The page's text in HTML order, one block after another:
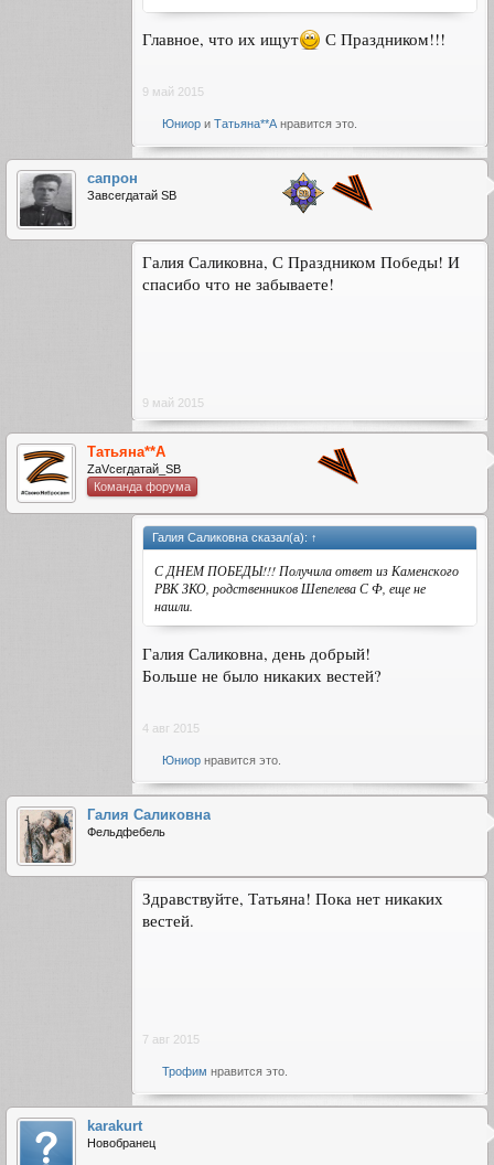
Главное, что их ищут С Праздником!!!
9 май 2015
Юниори Татьяна**Анравится это.
сапрон
Завсегдатай SB
Галия Саликовна, С Праздником Победы! И
спасибо что не забываете!
9 май 2015
Татьяна**А
ZаVсегдатай_SB
Команда форума
Галия Саликовна сказал(а): ↑
С ДНЕМ ПОБЕДЫ!!! Получила ответ из Каменского
РВК ЗКО, родственников Шепелева С Ф, еще не
нашли.
Галия Саликовна, день добрый!
Больше не было никаких вестей?
4 авг 2015
Юниорнравится это.
Галия Саликовна
Фельдфебель
Здравствуйте, Татьяна! Пока нет никаких
вестей.
7 авг 2015
Трофим нравится это.
karakurt
Новобранец